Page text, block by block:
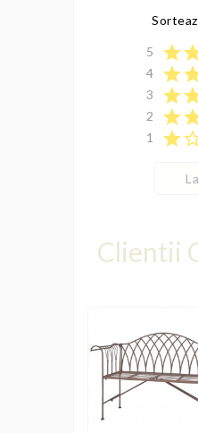
5 star
4
star
3
star
2
star
1
star
Clientii